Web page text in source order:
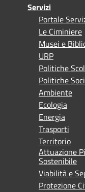
Servizi
Portale
Le Ciminiere
Musei e
URP
Politiche
Politiche
Ambiente
Ecologia
Energia
Trasporti
Territorio
Attuazione
Sostenibile
Viabilità e
Protezione